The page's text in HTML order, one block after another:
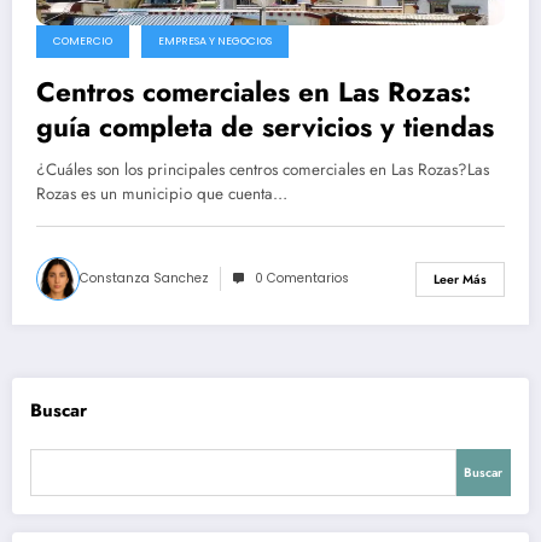
COMERCIO EMPRESA Y NEGOCIOS
Centros comerciales en Las Rozas:
guía completa de servicios y tiendas
¿Cuáles son los principales centros comerciales en Las Rozas?Las
Rozas es un municipio que cuenta…
Constanza Sanchez 0 Comentarios Leer Más
Buscar
Buscar